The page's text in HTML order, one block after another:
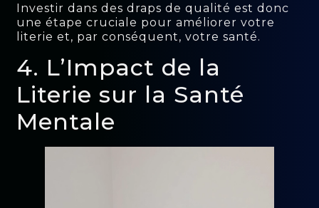
Investir dans des draps de qualité est donc
une étape cruciale pour améliorer votre
literie et, par conséquent, votre santé.
4. L’Impact de la
Literie sur la Santé
Mentale